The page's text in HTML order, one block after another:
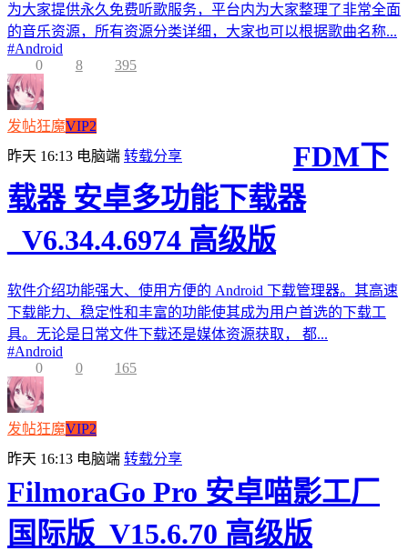
为大家提供永久免费听歌服务，平台内为大家整理了非常全面
的音乐资源，所有资源分类详细，大家也可以根据歌曲名称...
#Android
0
8 395
发帖狂魔VIP2
昨天 16:13 电脑端 转载分享
FDM下
载器 安卓多功能下载器
_V6.34.4.6974 高级版
软件介绍功能强大、使用方便的 Android 下载管理器。其高速
下载能力、稳定性和丰富的功能使其成为用户首选的下载工
具。无论是日常文件下载还是媒体资源获取， 都...
#Android
0
0 165
发帖狂魔VIP2
昨天 16:13 电脑端 转载分享
FilmoraGo Pro 安卓喵影工厂
国际版_V15.6.70 高级版